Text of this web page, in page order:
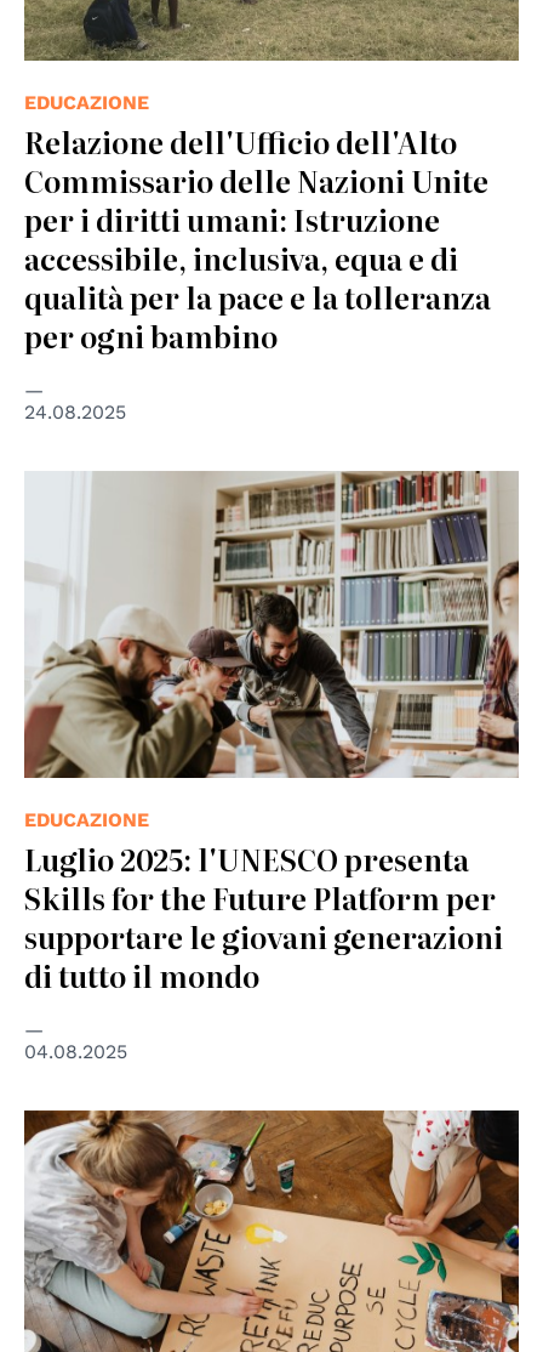
EDUCAZIONE
Relazione dell'Ufficio dell'Alto
Commissario delle Nazioni Unite
per i diritti umani: Istruzione
accessibile, inclusiva, equa e di
qualità per la pace e la tolleranza
per ogni bambino
24.08.2025
© CC Priscilla Du Preez 🇨🇦 on Unsplash
EDUCAZIONE
Luglio 2025: l'UNESCO presenta
Skills for the Future Platform per
supportare le giovani generazioni
di tutto il mondo
04.08.2025
© cc Karolina Grabowska Kaboompics.com